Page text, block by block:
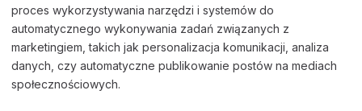
proces wykorzystywania narzędzi i systemów do
automatycznego wykonywania zadań związanych z
marketingiem, takich jak personalizacja komunikacji, analiza
danych, czy automatyczne publikowanie postów na mediach
społecznościowych.